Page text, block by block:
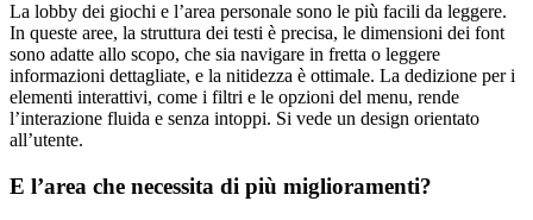
La lobby dei giochi e l’area personale sono le più facili da leggere.
In queste aree, la struttura dei testi è precisa, le dimensioni dei font
sono adatte allo scopo, che sia navigare in fretta o leggere
informazioni dettagliate, e la nitidezza è ottimale. La dedizione per i
elementi interattivi, come i filtri e le opzioni del menu, rende
l’interazione fluida e senza intoppi. Si vede un design orientato
all’utente.
E l’area che necessita di più miglioramenti?